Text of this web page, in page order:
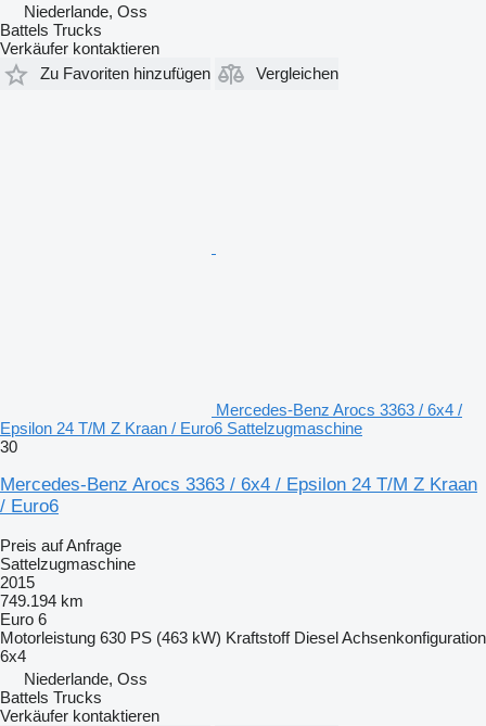
Niederlande, Oss
Battels Trucks
Verkäufer kontaktieren
Zu Favoriten hinzufügen
Vergleichen
Mercedes-Benz Arocs 3363 / 6x4 /
Epsilon 24 T/M Z Kraan / Euro6 Sattelzugmaschine
30
Mercedes-Benz Arocs 3363 / 6x4 / Epsilon 24 T/M Z Kraan
/ Euro6
Preis auf Anfrage
Sattelzugmaschine
2015
749.194 km
Euro 6
Motorleistung 630 PS (463 kW) Kraftstoff DieselAchsenkonfiguration
6x4
Niederlande, Oss
Battels Trucks
Verkäufer kontaktieren